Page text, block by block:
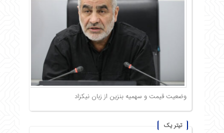
وضعیت قیمت و سهمیه بنزین از زبان نیکزاد
تیتر یک